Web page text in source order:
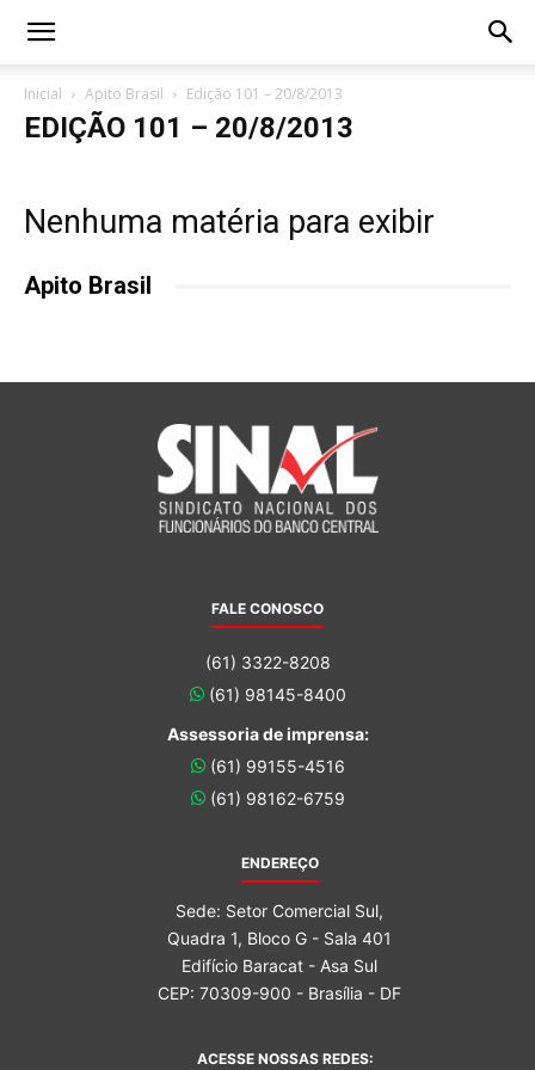
Inicial Apito Brasil Edição 101 – 20/8/2013
EDIÇÃO 101 – 20/8/2013
Nenhuma matéria para exibir
Apito Brasil
FALE CONOSCO
(61) 3322-8208
(61) 98145-8400
Assessoria de imprensa:
(61) 99155-4516
(61) 98162-6759
ENDEREÇO
Sede: Setor Comercial Sul,
Quadra 1, Bloco G - Sala 401
Edifício Baracat - Asa Sul
CEP: 70309-900 - Brasília - DF
ACESSE NOSSAS REDES: